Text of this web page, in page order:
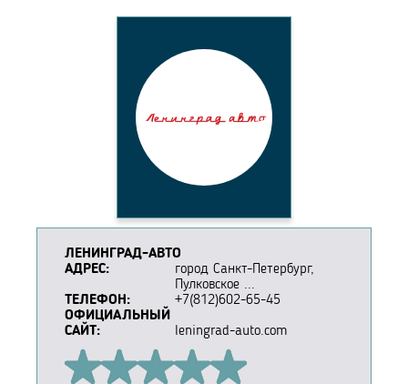
ЛЕНИНГРАД-АВТО
АДРЕС:
город Санкт-Петербург,
Пулковское ...
ТЕЛЕФОН:
+7(812)602-65-45
ОФИЦИАЛЬНЫЙ
САЙТ:
leningrad-auto.com